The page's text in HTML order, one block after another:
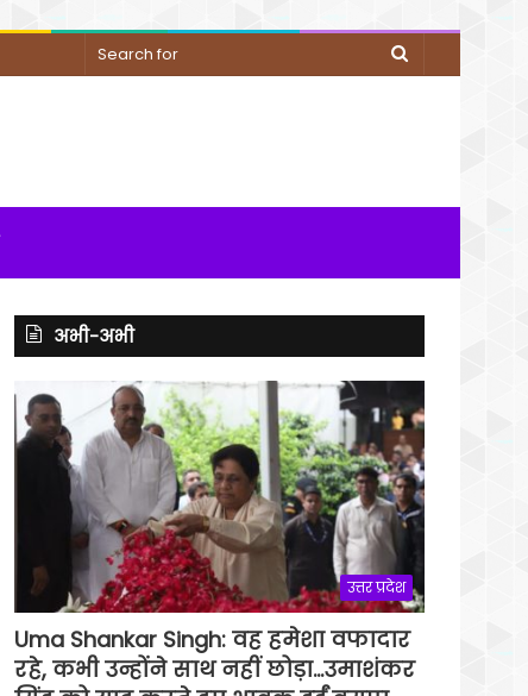
Search
अभी-अभी
उत्तर प्रदेश
Uma Shankar Singh: वह हमेशा वफादार
रहे, कभी उन्होंने साथ नहीं छोड़ा…उमाशंकर